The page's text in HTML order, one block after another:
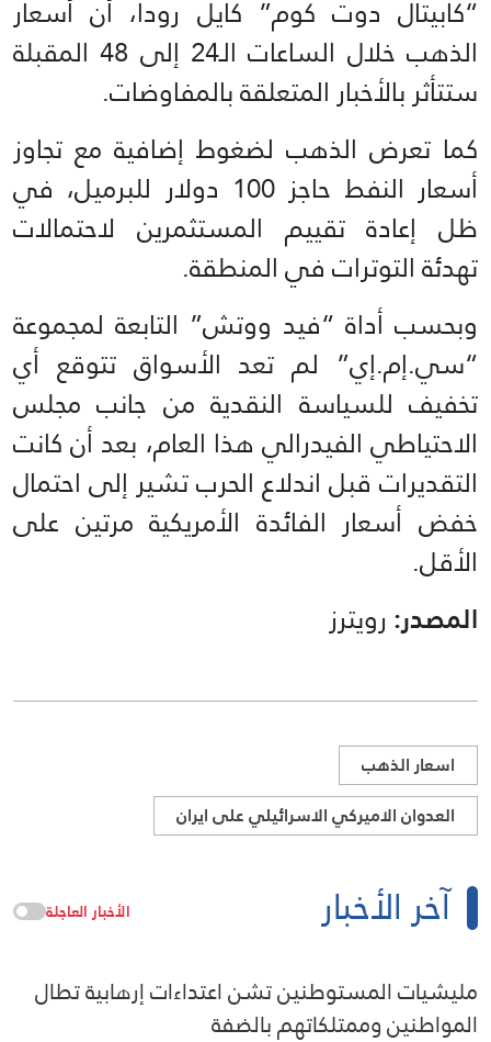
“كابيتال دوت كوم” كايل رودا، أن أسعار
الذهب خلال الساعات الـ24 إلى 48 المقبلة
ستتأثر بالأخبار المتعلقة بالمفاوضات.
كما تعرض الذهب لضغوط إضافية مع تجاوز
أسعار النفط حاجز 100 دولار للبرميل، في
ظل إعادة تقييم المستثمرين لاحتمالات
تهدئة التوترات في المنطقة.
وبحسب أداة “فيد ووتش” التابعة لمجموعة
“سي.إم.إي” لم تعد الأسواق تتوقع أي
تخفيف للسياسة النقدية من جانب مجلس
الاحتياطي الفيدرالي هذا العام، بعد أن كانت
التقديرات قبل اندلاع الحرب تشير إلى احتمال
خفض أسعار الفائدة الأمريكية مرتين على
الأقل.
المصدر: رويترز
اسعار الذهب
العدوان الاميركي الاسرائيلي على ايران
آخر الأخبار الأخبار العاجلة
مليشيات المستوطنين تشن اعتداءات إرهابية تطال
المواطنين وممتلكاتهم بالضفة